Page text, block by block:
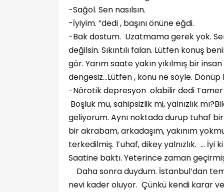
-Sağol. Sen nasılsın.
-İyiyim. ”dedi , başını önüne eğdi.
-Bak dostum. Uzatmama gerek yok.
değilsin. Sıkıntılı falan. Lütfen konuş
gör. Yarım saate yakın yıkılmış bir
dengesiz…Lütfen , konu ne söyle.
-Nörotik depresyon olabilir dedi Tamer
Boşluk mu, sahipsizlik mi, yalnızlık
geliyorum. Aynı noktada durup tuhaf bir
bir akrabam, arkadaşım, yakınım
terkedilmiş. Tuhaf, dikey yalnızlık. … İyi
Saatine baktı. Yeterince zaman
Daha sonra duydum. İstanbul’dan
nevi kader oluyor. Çünkü kendi karar